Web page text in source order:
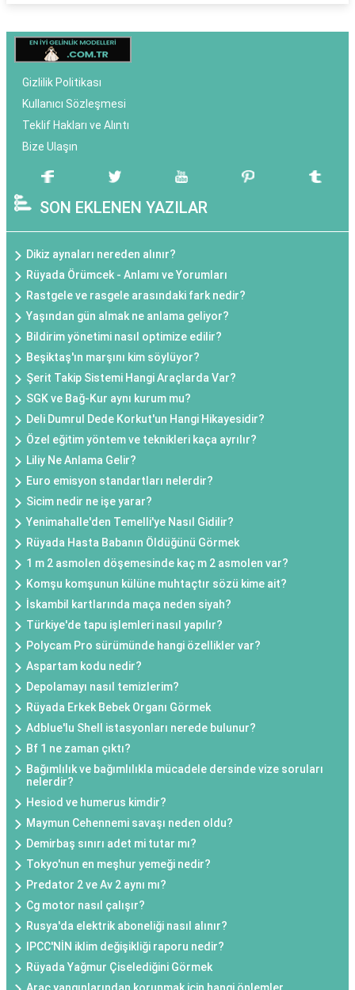
Gizlilik Politikası
Kullanıcı Sözleşmesi
Teklif Hakları ve Alıntı
Bize Ulaşın
SON EKLENEN YAZILAR
Dikiz aynaları nereden alınır?
Rüyada Örümcek - Anlamı ve Yorumları
Rastgele ve rasgele arasındaki fark nedir?
Yaşından gün almak ne anlama geliyor?
Bildirim yönetimi nasıl optimize edilir?
Beşiktaş'ın marşını kim söylüyor?
Şerit Takip Sistemi Hangi Araçlarda Var?
SGK ve Bağ-Kur aynı kurum mu?
Deli Dumrul Dede Korkut'un Hangi Hikayesidir?
Özel eğitim yöntem ve teknikleri kaça ayrılır?
Liliy Ne Anlama Gelir?
Euro emisyon standartları nelerdir?
Sicim nedir ne işe yarar?
Yenimahalle'den Temelli'ye Nasıl Gidilir?
Rüyada Hasta Babanın Öldüğünü Görmek
1 m 2 asmolen döşemesinde kaç m 2 asmolen var?
Komşu komşunun külüne muhtaçtır sözü kime ait?
İskambil kartlarında maça neden siyah?
Türkiye'de tapu işlemleri nasıl yapılır?
Polycam Pro sürümünde hangi özellikler var?
Aspartam kodu nedir?
Depolamayı nasıl temizlerim?
Rüyada Erkek Bebek Organı Görmek
Adblue'lu Shell istasyonları nerede bulunur?
Bf 1 ne zaman çıktı?
Bağımlılık ve bağımlılıkla mücadele dersinde vize soruları
nelerdir?
Hesiod ve humerus kimdir?
Maymun Cehennemi savaşı neden oldu?
Demirbaş sınırı adet mi tutar mı?
Tokyo'nun en meşhur yemeği nedir?
Predator 2 ve Av 2 aynı mı?
Cg motor nasıl çalışır?
Rusya'da elektrik aboneliği nasıl alınır?
IPCC'NİN iklim değişikliği raporu nedir?
Rüyada Yağmur Çiselediğini Görmek